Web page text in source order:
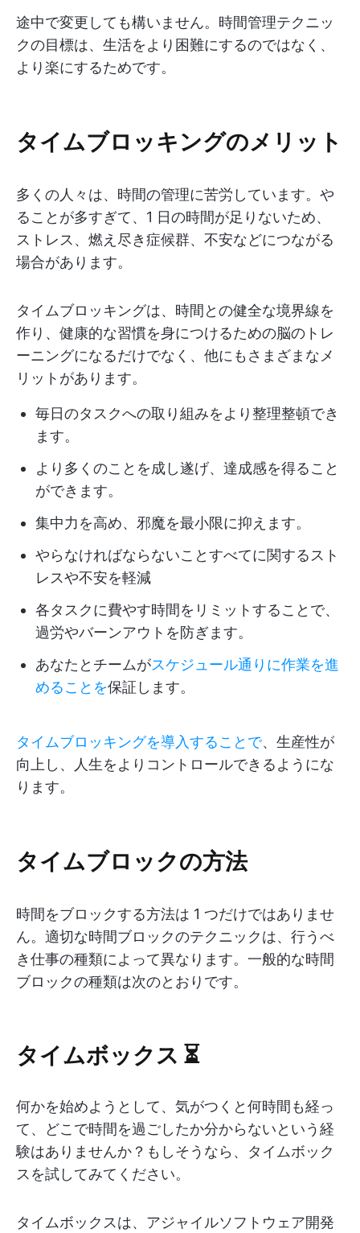
途中で変更しても構いません。時間管理テクニッ
クの目標は、生活をより困難にするのではなく、
より楽にするためです。
タイムブロッキングのメリット
多くの人々は、時間の管理に苦労しています。や
ることが多すぎて、1 日の時間が足りないため、
ストレス、燃え尽き症候群、不安などにつながる
場合があります。
タイムブロッキングは、時間との健全な境界線を
作り、健康的な習慣を身につけるための脳のトレ
ーニングになるだけでなく、他にもさまざまなメ
リットがあります。
毎日のタスクへの取り組みをより整理整頓でき
ます。
より多くのことを成し遂げ、達成感を得ること
ができます。
集中力を高め、邪魔を最小限に抑えます。
やらなければならないことすべてに関するスト
レスや不安を軽減
各タスクに費やす時間をリミットすることで、
過労やバーンアウトを防ぎます。
あなたとチームがスケジュール通りに作業を進
めることを保証します。
タイムブロッキングを導入することで、生産性が
向上し、人生をよりコントロールできるようにな
ります。
タイムブロックの方法
時間をブロックする方法は 1 つだけではありませ
ん。適切な時間ブロックのテクニックは、行うべ
き仕事の種類によって異なります。一般的な時間
ブロックの種類は次のとおりです。
タイムボックス ⏳
何かを始めようとして、気がつくと何時間も経っ
て、どこで時間を過ごしたか分からないという経
験はありませんか？もしそうなら、タイムボック
スを試してみてください。
タイムボックスは、アジャイルソフトウェア開発